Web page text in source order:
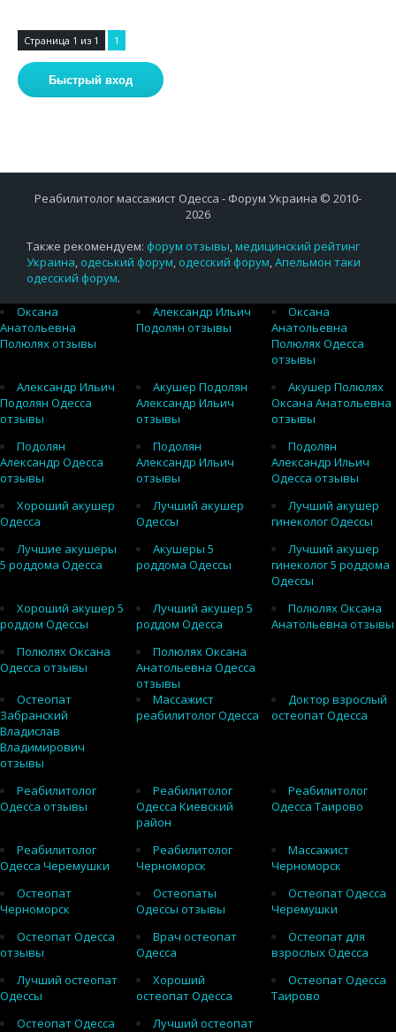
Страница 1 из 1 1
Реабилитолог массажист Одесса - Форум Украина © 2010-
2026
Также рекомендуем: форум отзывы,медицинский рейтинг
Украина, одеський форум, одесский форум,Апельмон таки
одесский форум.
Оксана
Анатольевна
Полюлях отзывы
Александр Ильич
Подолян отзывы
Оксана
Анатольевна
Полюлях Одесса
отзывы
Александр Ильич
Подолян Одесса
отзывы
Акушер Подолян
Александр Ильич
отзывы
Акушер Полюлях
Оксана Анатольевна
отзывы
Подолян
Александр Одесса
отзывы
Подолян
Александр Ильич
отзывы
Подолян
Александр Ильич
Одесса отзывы
Хороший акушер
Одесса
Лучший акушер
Одессы
Лучший акушер
гинеколог Одессы
Лучшие акушеры
5 роддома Одесса
Акушеры 5
роддома Одессы
Лучший акушер
гинеколог 5 роддома
Одессы
Хороший акушер 5
роддом Одессы
Лучший акушер 5
роддом Одесса
Полюлях Оксана
Анатольевна отзывы
Полюлях Оксана
Одесса отзывы
Полюлях Оксана
Анатольевна Одесса
отзывы
Остеопат
Забранский
Владислав
Владимирович
отзывы
Массажист
реабилитолог Одесса
Доктор взрослый
остеопат Одесса
Реабилитолог
Одесса отзывы
Реабилитолог
Одесса Киевский
район
Реабилитолог
Одесса Таирово
Реабилитолог
Одесса Черемушки
Реабилитолог
Черноморск
Массажист
Черноморск
Остеопат
Черноморск
Остеопаты
Одессы отзывы
Остеопат Одесса
Черемушки
Остеопат Одесса
отзывы
Врач остеопат
Одесса
Остеопат для
взрослых Одесса
Лучший остеопат
Одессы
Хороший
остеопат Одесса
Остеопат Одесса
Таирово
Остеопат Одесса
Лучший остеопат